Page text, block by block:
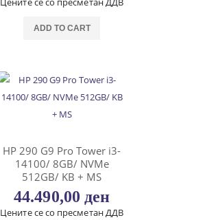
ADD TO CART
HP 290 G9 Pro Tower i3-
14100/ 8GB/ NVMe
512GB/ KB + MS
44.490,00 ден
Цените се со пресметан ДДВ